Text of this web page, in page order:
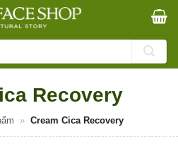
Recovery
» Cream Cica Recovery